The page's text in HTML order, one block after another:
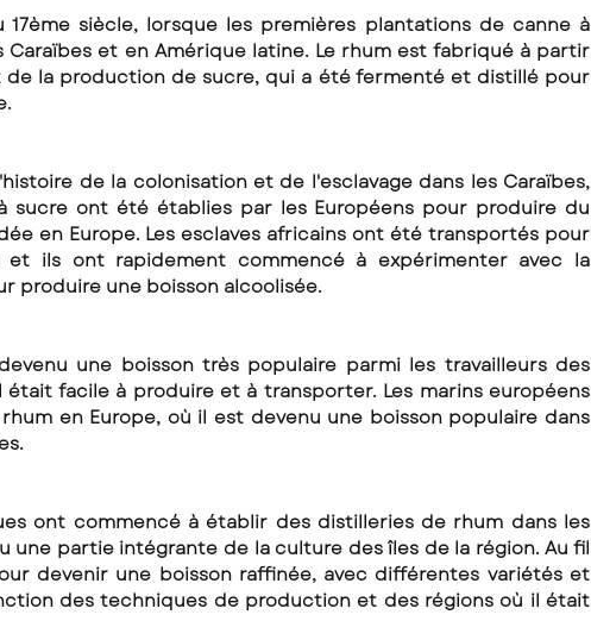
siècle, lorsque les premières plantations de canne à
et en Amérique latine. Le rhum est fabriqué à partir
de la production de sucre, qui a été fermenté et distillé pour
de la colonisation et de l'esclavage dans les Caraïbes,
sucre ont été établies par les Européens pour produire du
en Europe. Les esclaves africains ont été transportés pour
et ils ont rapidement commencé à expérimenter avec la
produire une boisson alcoolisée.
une boisson très populaire parmi les travailleurs des
facile à produire et à transporter. Les marins européens
en Europe, où il est devenu une boisson populaire dans
ont commencé à établir des distilleries de rhum dans les
une partie intégrante de la culture des îles de la région. Au fil
devenir une boisson raffinée, avec différentes variétés et
des techniques de production et des régions où il était